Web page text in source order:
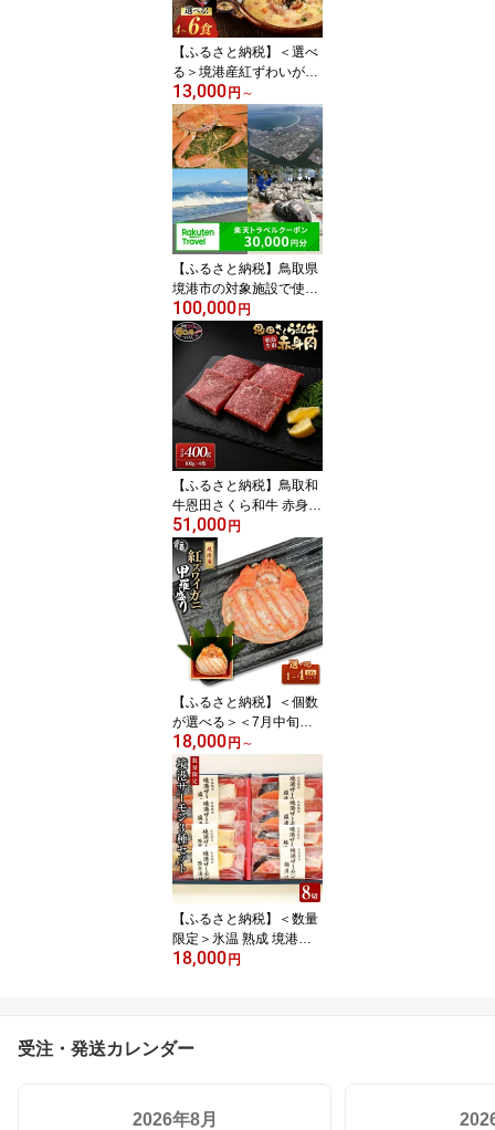
【ふるさと納税】＜選べ
る＞境港産紅ずわいがに
使用！かにめし・かに雑
炊セット(4～6食) | かに
めし カニ飯 蟹飯 雑炊 カ
ニ雑炊 かに雑炊 海鮮ご
飯 海鮮 魚介 魚介類 紅ズ
ワイガニ 手軽
13,000 円 ～
【ふるさと納税】鳥取県
境港市の対象施設で使え
る楽天トラベルクーポン
寄附額100,000円
100,000 円
【ふるさと納税】鳥取和
牛恩田さくら和牛 赤身肉
（計400g・100g×4枚) |
牛肉 和牛 黒毛和牛 鳥取
和牛 赤身肉 ステーキ カ
ット肉 ヘルシー あっさ
り 高たんぱく 柔らかい
51,000 円
【ふるさと納税】＜個数
が選べる＞＜7月中旬～9
月上旬発送不可＞「境港
産」紅ズワイガニの甲羅
盛り(1P～4P) | 甲羅盛り
カニ甲羅盛り 紅ズワイガ
ニ 蟹 かに カニ 海鮮 魚介
魚介類 カニ味噌 甲羅付
き 酒の肴
18,000 円 ～
【ふるさと納税】＜数量
限定＞氷温 熟成 境港サ
ーモン3種セット(8切) |
魚介類 セット 脂のり
18,000 円
受注・発送カレンダー
2026年8月